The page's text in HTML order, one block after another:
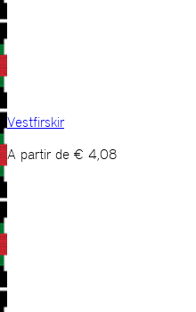
Vestfirskir
A partir de € 4,08